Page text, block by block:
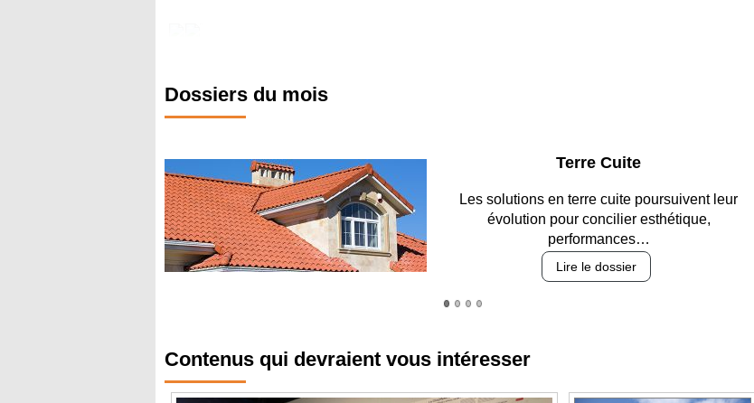
Dossiers du mois
Parking et garages
Entre circulation, sécurisation des accès, durabilité
des revêtements et intégration…
Lire le dossier